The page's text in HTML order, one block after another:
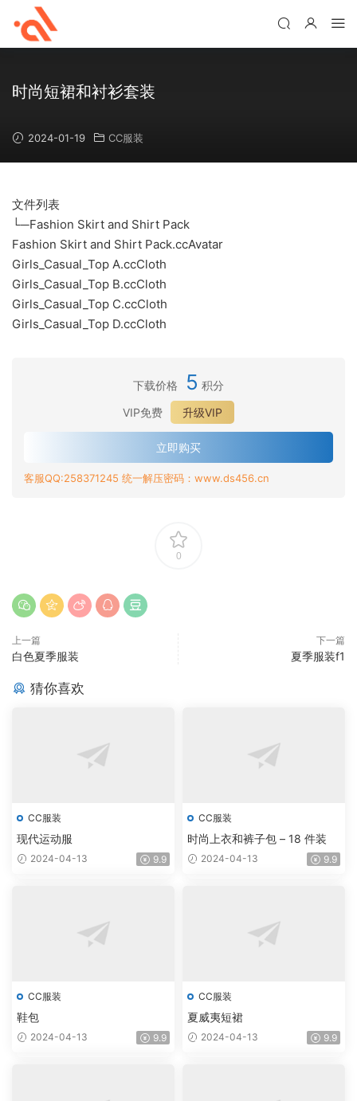
时尚短裙和衬衫套装
2024-01-19 CC服装
文件列表
└─Fashion Skirt and Shirt Pack
Fashion Skirt and Shirt Pack.ccAvatar
Girls_Casual_Top A.ccCloth
Girls_Casual_Top B.ccCloth
Girls_Casual_Top C.ccCloth
Girls_Casual_Top D.ccCloth
下载价格 5 积分
VIP免费
升级VIP
立即购买
客服QQ:258371245 统一解压密码：www.ds456.cn
0
上一篇
白色夏季服装
下一篇
夏季服装f1
猜你喜欢
CC服装
现代运动服
2024-04-13 9.9
CC服装
时尚上衣和裤子包 – 18 件装
2024-04-13 9.9
CC服装
鞋包
2024-04-13 9.9
CC服装
夏威夷短裙
2024-04-13 9.9